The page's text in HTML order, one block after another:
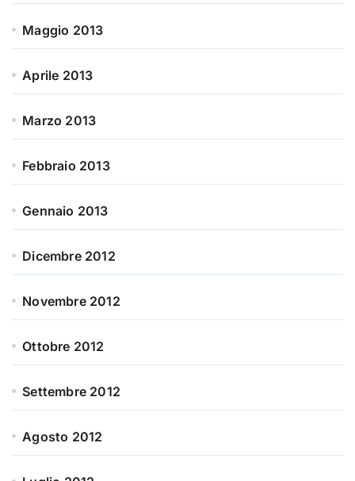
Maggio 2013
Aprile 2013
Marzo 2013
Febbraio 2013
Gennaio 2013
Dicembre 2012
Novembre 2012
Ottobre 2012
Settembre 2012
Agosto 2012